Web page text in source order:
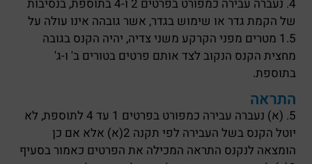
4. נעברה עבירה כמפורט בפרטים 2 ו-4 בתוספת, בנסיבות
של הקמת גדר או שימוש בגדר, אשר גובהה אינו עולה על
1.5 מטרים מפני הקרקע משני צדיה, יהיה הקנס בגובה
מחצית הקנס הנקוב לצד אותם פרטים בטורים ב' ו-ג'
בתוספת.
התראה
5. (א) נעברה עבירה כמפורט בפרטים 1 עד 4 לתוספת, לא
יוטל הקנס בשל העבירה לפי תקנה 2(א) אלא אם כן
הומצאה לנקנס התראה המכילה את הפרטים כאמור בסעיף